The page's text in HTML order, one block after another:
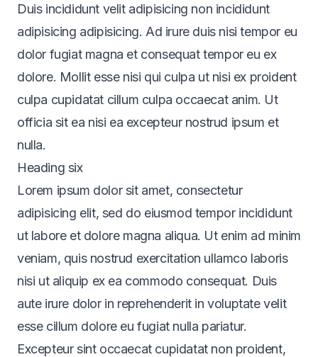
Duis incididunt velit adipisicing non incididunt
adipisicing adipisicing. Ad irure duis nisi tempor eu
dolor fugiat magna et consequat tempor eu ex
dolore. Mollit esse nisi qui culpa ut nisi ex proident
culpa cupidatat cillum culpa occaecat anim. Ut
officia sit ea nisi ea excepteur nostrud ipsum et
nulla.
Heading six
Lorem ipsum dolor sit amet, consectetur
adipisicing elit, sed do eiusmod tempor incididunt
ut labore et dolore magna aliqua. Ut enim ad minim
veniam, quis nostrud exercitation ullamco laboris
nisi ut aliquip ex ea commodo consequat. Duis
aute irure dolor in reprehenderit in voluptate velit
esse cillum dolore eu fugiat nulla pariatur.
Excepteur sint occaecat cupidatat non proident,